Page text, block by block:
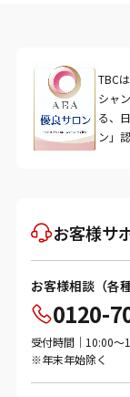
TBC
シャ
る、
ン」
お客様サ
お客様相談（各
0120-
受付時間｜10:00～
※年末年始除く